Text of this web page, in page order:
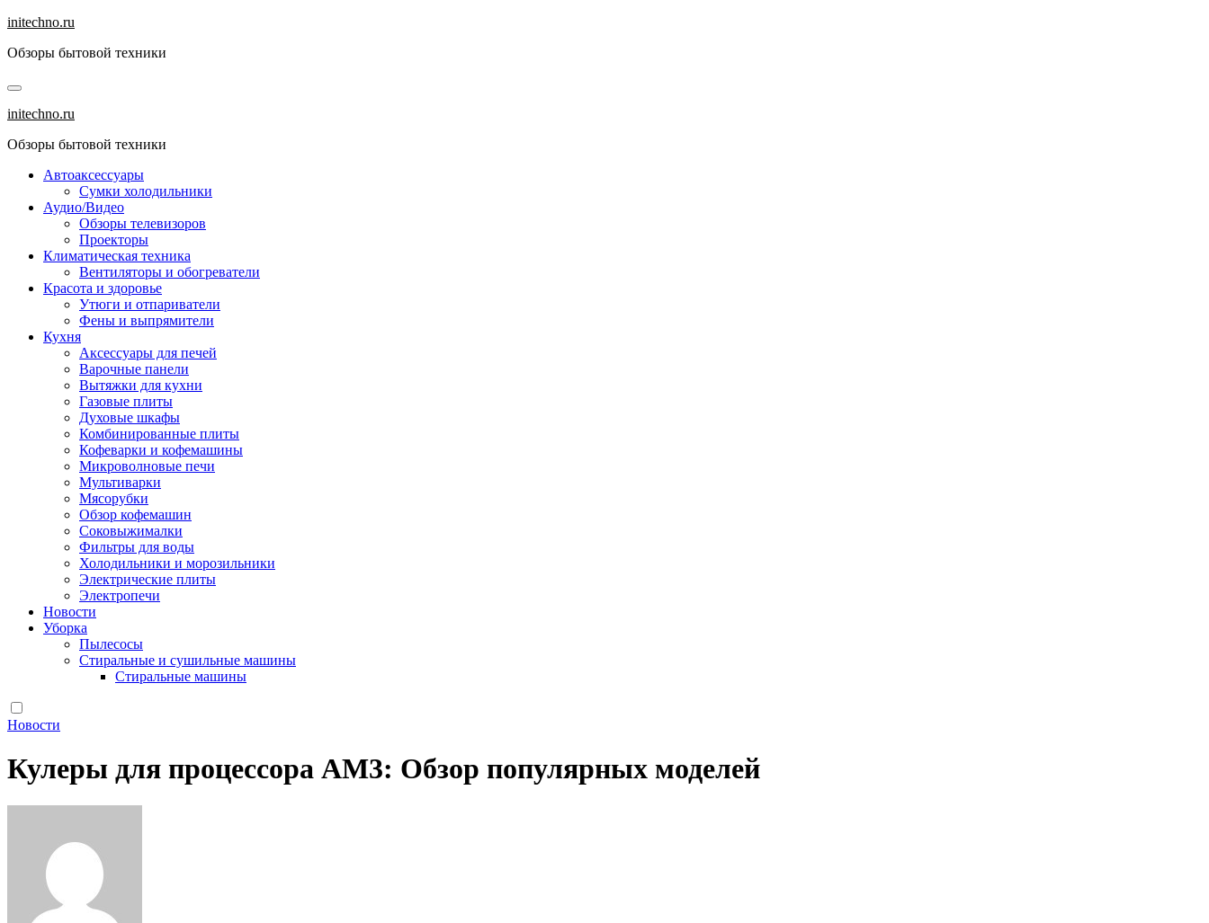
Перейти
содержанию
initechno.ru
Обзоры бытовой техники
initechno.ru
Обзоры бытовой техники
Автоаксессуары
Сумки холодильники
Аудио/Видео
Обзоры телевизоров
Проекторы
Климатическая техника
Вентиляторы и обогреватели
Красота и здоровье
Утюги и отпариватели
Фены и выпрямители
Кухня
Аксессуары для печей
Варочные панели
Вытяжки для кухни
Газовые плиты
Духовые шкафы
Комбинированные плиты
Кофеварки и кофемашины
Микроволновые печи
Мультиварки
Мясорубки
Обзор кофемашин
Соковыжималки
Фильтры для воды
Холодильники и морозильники
Электрические плиты
Электропечи
Новости
Уборка
Пылесосы
Стиральные и сушильные машины
Стиральные машины
Новости
Кулеры для процессора AM3: Обзор популярных моделей